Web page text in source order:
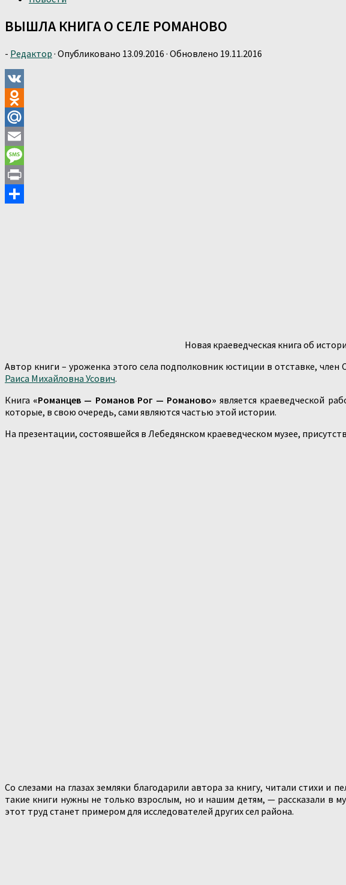
ВЫШЛА КНИГА О СЕЛЕ РОМАНОВО
- Редактор · Опубликовано 13.09.2016 · Обновлено 19.11.2016
VK
Odnoklassniki
Mail.Ru
Email
Message
Print
Новая краеведческая книга об
Автор книги – уроженка этого села подполковник юстиции в отставке,
Раиса Михайловна Усович.
Книга «Романцев — Романов Рог — Романово» является краеведческой
которые, в свою очередь, сами являются частью этой истории.
На презентации, состоявшейся в Лебедянском краеведческом музее,
Со слезами на глазах земляки благодарили автора за книгу, читали стихи
такие книги нужны не только взрослым, но и нашим детям, — рассказали в
этот труд станет примером для исследователей других сел района.